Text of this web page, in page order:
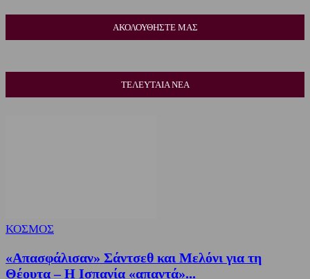
ΑΚΟΛΟΥΘΗΣΤΕ ΜΑΣ
ΤΕΛΕΥΤΑΙΑ ΝΕΑ
ΚΟΣΜΟΣ
«Απασφάλισαν» Σάντσεθ και Μελόνι για τη
Θέουτα – Η Ισπανία «απαντά»...